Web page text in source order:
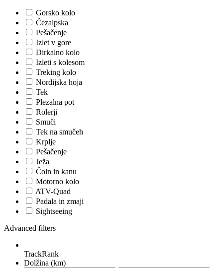
Gorsko kolo
Čezalpska
Pešačenje
Izlet v gore
Dirkalno kolo
Izleti s kolesom
Treking kolo
Nordijska hoja
Tek
Plezalna pot
Rolerji
Smuči
Tek na smučeh
Krplje
Pešačenje
Ježa
Čoln in kanu
Motorno kolo
ATV-Quad
Padala in zmaji
Sightseeing
Advanced filters
TrackRank
Dolžina (km)